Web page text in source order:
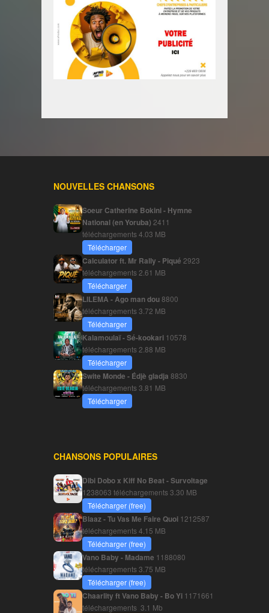
NOUVELLES CHANSONS
Soeur Catherine Bokini - Hymne
National (en Yoruba) 2411
téléchargements4.03 MB
Télécharger
Calculator ft. Mr Rally - Piqué 2923
téléchargements 2.61 MB
Télécharger
LILEMA - Ago man dou8800
téléchargements3.72 MB
Télécharger
Kalamoulaï - Sé-kookari 10578
téléchargements 2.88 MB
Télécharger
Swite Monde - Édjè gladja 8830
téléchargements3.81 MB
Télécharger
CHANSONS POPULAIRES
Dibi Dobo x Kiff No Beat - Survoltage
1238063 téléchargements3.30 MB
Télécharger (free)
Blaaz - Tu Vas Me Faire Quoi 1212587
téléchargements4.15 MB
Télécharger (free)
Vano Baby - Madame 1188080
téléchargements3.75 MB
Télécharger (free)
Chaarlity ft Vano Baby - Bo Yi 1171661
téléchargements 3.1 Mb